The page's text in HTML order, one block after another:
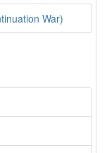
War)